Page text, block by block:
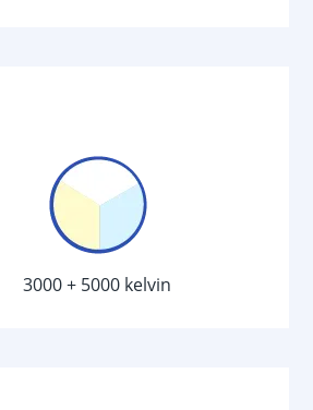
20 seconden
3000 + 5000 kelvin